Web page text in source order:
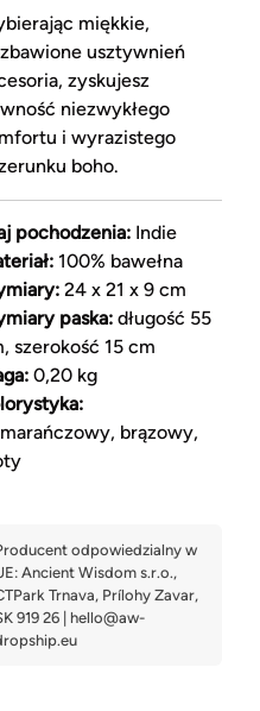
miękkie,
usztywnień
zyskujesz
niezwykłego
i wyrazistego
boho.
pochodzenia:Indie
100% bawełna
24 x 21 x 9 cm
paska:długość 55
szerokość 15 cm
0,20 kg
brązowy,